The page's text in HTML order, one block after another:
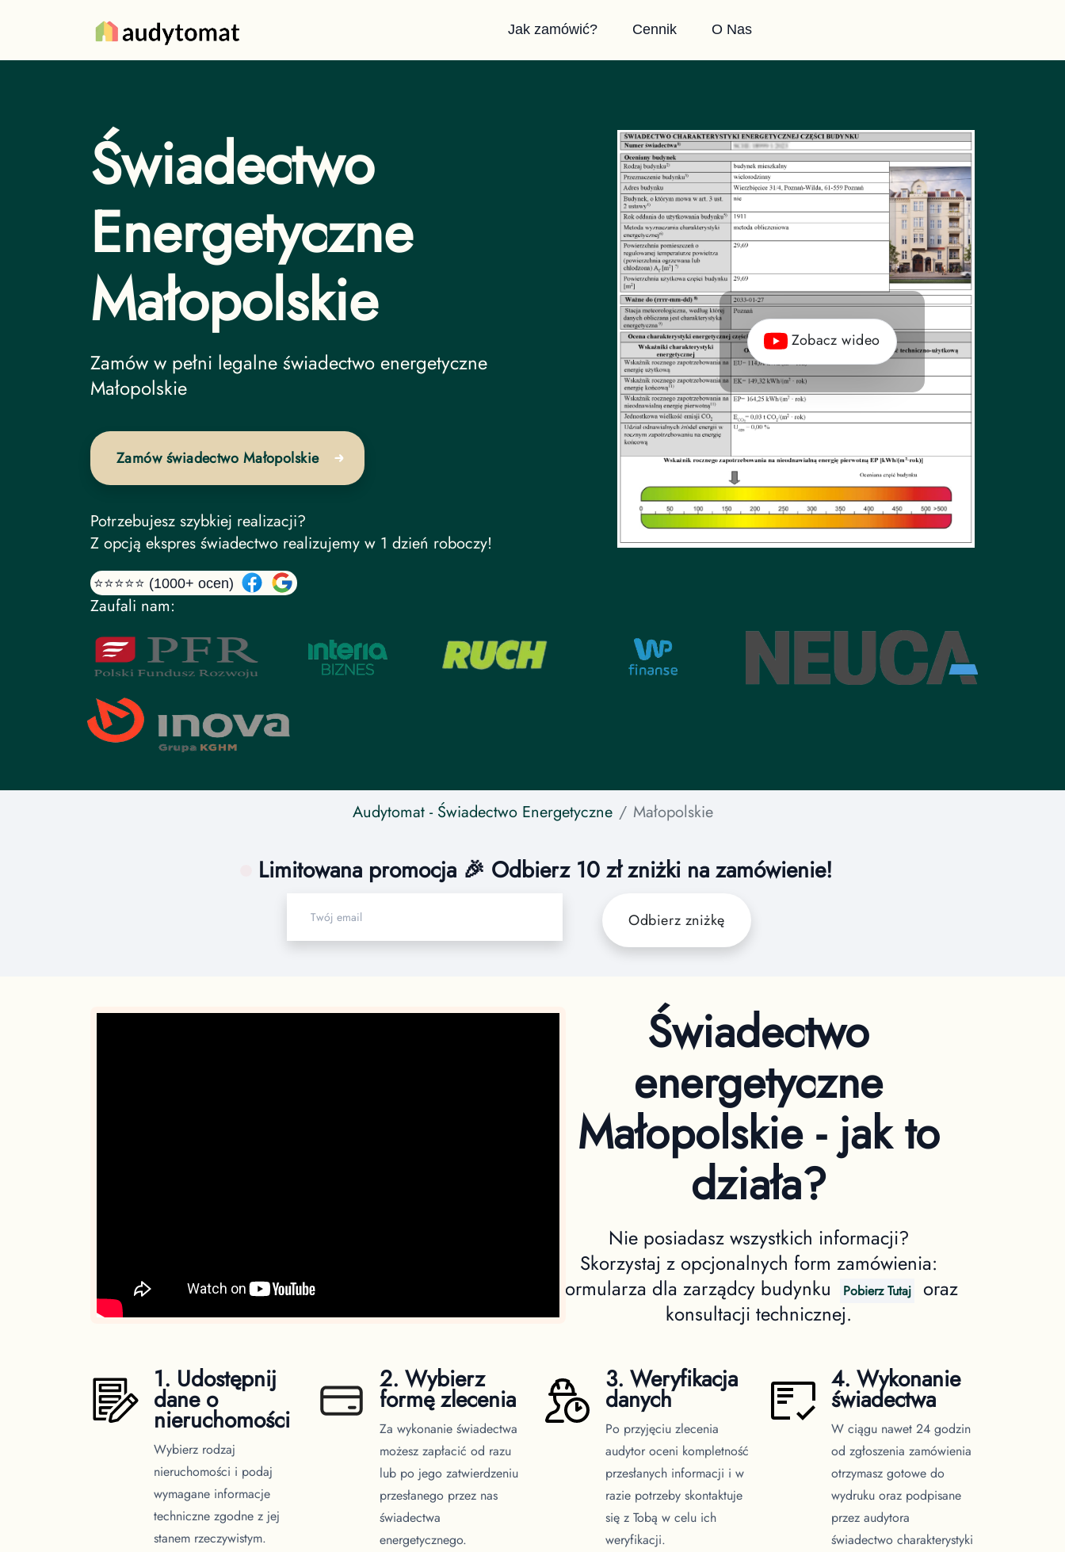
Jak zamówić? Cennik O Nas
Świadectwo
Energetyczne
Małopolskie
Świadectwo Energetyczne undefined
Zamów w pełni legalne świadectwo energetyczne
Małopolskie
Zamów świadectwo Małopolskie
Potrzebujesz szybkiej realizacji?
Z opcją ekspres świadectwo realizujemy w 1 dzień roboczy!
⭐⭐⭐⭐⭐ (1000+ ocen)
Zobacz wideo
Zaufali nam:
Audytomat- Świadectwo Energetyczne Małopolskie
Limitowana promocja 🎉 Odbierz 10 zł zniżki na zamówienie!
Odbierz zniżkę
Świadectwo
energetyczne
Małopolskie - jak to
działa?
Nie posiadasz wszystkich informacji?
Skorzystaj z opcjonalnych form zamówienia:
formularza dla zarządcy budynku
Pobierz Tutaj
oraz
konsultacji technicznej.
1. Udostępnij
dane o
nieruchomości
Wybierz rodzaj
nieruchomości i podaj
wymagane informacje
techniczne zgodne z jej
stanem rzeczywistym.
2. Wybierz
formę zlecenia
Za wykonanie świadectwa
możesz zapłacić od razu
lub po jego zatwierdzeniu
przesłanego przez nas
świadectwa
energetycznego.
3. Weryfikacja
danych
Po przyjęciu zlecenia
audytor oceni kompletność
przesłanych informacji i w
razie potrzeby skontaktuje
się z Tobą w celu ich
weryfikacji.
4. Wykonanie
świadectwa
W ciągu nawet 24 godzin
od zgłoszenia zamówienia
otrzymasz gotowe do
wydruku oraz podpisane
przez audytora
świadectwo charakterystyki